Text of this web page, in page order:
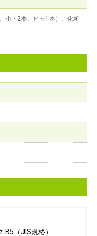
小・2本、ヒモ1本）、化粧
B5（JIS規格）